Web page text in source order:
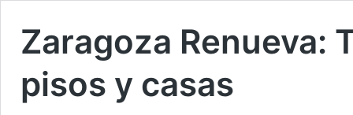
Zaragoza Renueva:
pisos y casas